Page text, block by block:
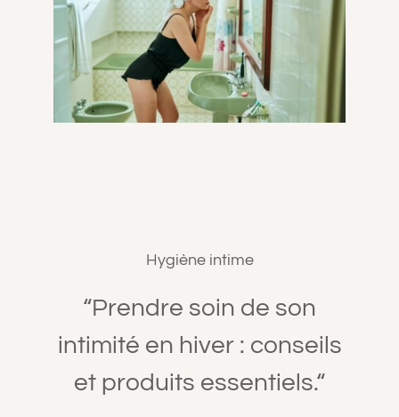
A PROPOS
CONTACT
Hygiène intime
“Prendre soin de son
intimité en hiver : conseils
et produits essentiels.“